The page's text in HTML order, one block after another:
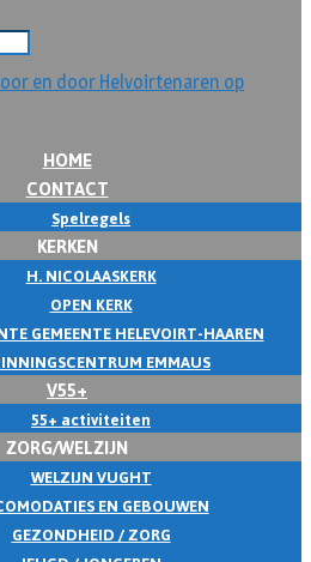
HOME
CONTACT
Spelregels
KERKEN
H. NICOLAASKERK
OPEN KERK
GEMEENTE HELEVOIRT-HAAREN
EMMAUS
V55+
55+ activiteiten
ZORG/WELZIJN
WELZIJN VUGHT
EN GEBOUWEN
GEZONDHEID / ZORG